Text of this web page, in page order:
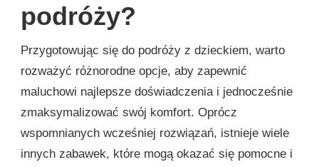
podróży?
Przygotowując się do podróży z dzieckiem, warto
rozważyć różnorodne opcje, aby zapewnić
maluchowi najlepsze doświadczenia i jednocześnie
zmaksymalizować swój komfort. Oprócz
wspomnianych wcześniej rozwiązań, istnieje wiele
innych zabawek, które mogą okazać się pomocne i